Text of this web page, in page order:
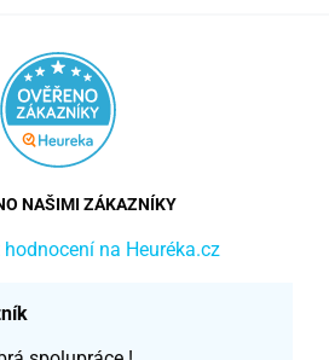
NAŠIMI ZÁKAZNÍKY
na Heuréka.cz